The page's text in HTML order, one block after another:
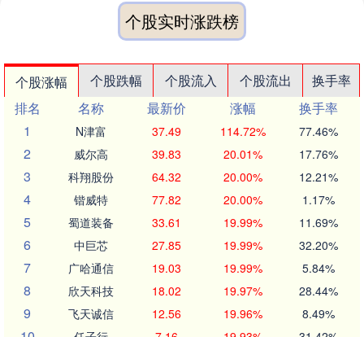
个股实时涨跌榜
个股涨幅 个股跌幅 个股流入 个股流出
换手率
排名
名称 最新价 涨幅
换手率
1
N津富 37.49 114.72% 77.46%
2 威尔高 39.83 20.01% 17.76%
3 科翔股份 64.32 20.00% 12.21%
4 锴威特 77.82 20.00% 1.17%
5 蜀道装备 33.61 19.99% 11.69%
6 中巨芯 27.85 19.99% 32.20%
7 广哈通信 19.03 19.99% 5.84%
8 欣天科技 18.02 19.97% 28.44%
9 飞天诚信 12.56 19.96% 8.49%